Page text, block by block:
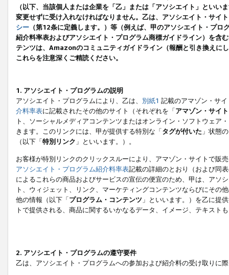
（以下、当該個人または企業を「乙」または「アソシエイト」とい
変更せずに受け入れなければなりません。乙は、アソシエイト・サイ
シー （第12条に定義します。）等（例えば、甲のアソシエイト・プ
紹介料率表およびアソシエイト・プログラム商標ガイドライン）を
テンツは、Amazonのコミュニティガイドライン（報酬と引き換えに
これらを注意深くご精読ください。
1. アソシエイト・プログラムの説明
アソシエイト・プログラムにより、乙は、 別紙1 記載のアマゾン・サ
介料率表に記載されたその他のサイト（それぞれを「アマゾン・サイト
ト、ソーシャルメディアコンテンツまたはオンライン・ソフトウェア
きます。このリンクには、甲が提供する特別な「タグが付いた 」状態
（以下「特別リンク 」といいます。）。
お客様が特別リンクのクリックスルーにより、アマゾン・サイトで販
アソシエイト・プログラム紹介料率表記載の詳細のとおり（および同
によるこれらの商品およびサービスの宣伝の便宜のため、甲は、アソ
ト、ウィジェット、リンク、マーケティングコンテンツならびにその
他の情報（以下「プログラム・コンテンツ 」といいます。）を乙に提
トで提供される、商品に関するいかなるデータ、イメージ、テキス
2. アソシエイト・プログラムの遵守要件
乙は、アソシエイト・プログラムへの参加および紹介料の受け取りに